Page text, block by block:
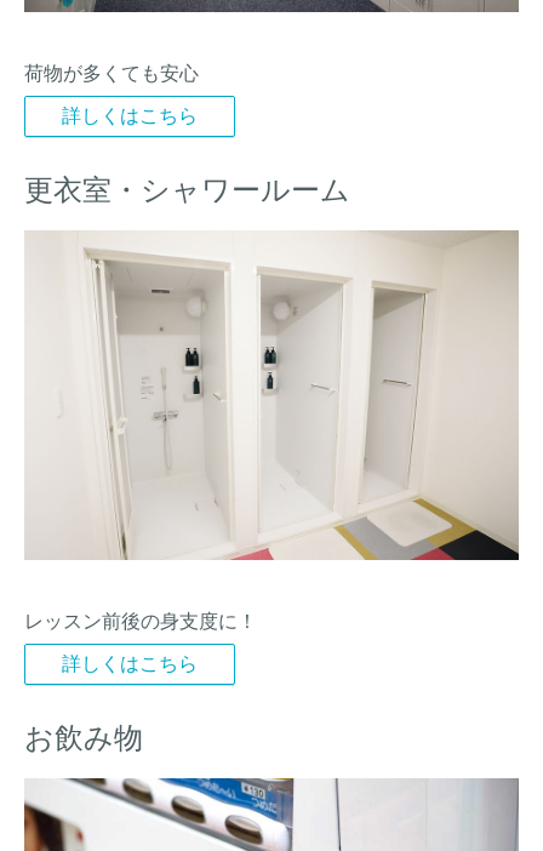
荷物が多くても安心
詳しくはこちら
更衣室・シャワールーム
レッスン前後の身支度に！
詳しくはこちら
お飲み物